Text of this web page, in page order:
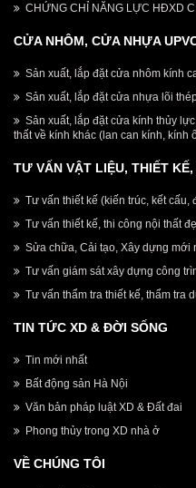
CHỨNG CHỈ NĂNG LỰC HĐXD
CỬA NHÔM, CỬA NHỰA
Sản xuất, lắp đặt cửa nhôm kính
Sản xuất, lắp đặt cửa nhựa lõi
Sản xuất, lắp đặt cửa kính thủy
thất về kính khác (lan can kính, kính
TƯ VẤN VẬT LIỆU, THIẾT
Tư vấn thiết kế (kiến trúc, kết cấu,
Tư vấn thiết kế, thi công nội thất
Sửa chữa, Cải tạo, Xây dựng mới
Tư vấn giám sát xây dựng công
Tư vấn thẩm tra thiết kế, thẩm tra
TIN TỨC XD & ĐỜI SỐNG
Tin mới nhất
Bất động sản Hà Nội
Văn bản pháp luật XD & Đất đai
Phong thủy trong XD nhà ở
VỀ CHÚNG TÔI